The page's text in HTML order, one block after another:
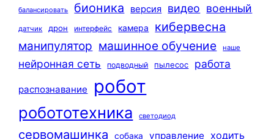
балансировать бионика версия видео военный
датчик дрон интерфейс камера кибервесна
манипулятор машинное обучение наше
нейронная сеть подводный пылесос работа
распознавание робот
робототехника светодиод
сервомашинка собака управление ходить